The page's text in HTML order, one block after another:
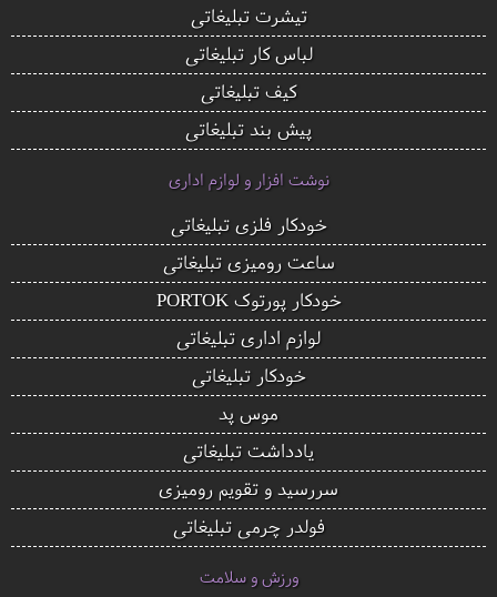
تیشرت تبلیغاتی
لباس کار تبلیغاتی
کیف تبلیغاتی
پیش بند تبلیغاتی
نوشت افزار و لوازم اداری
خودکار فلزی تبلیغاتی
ساعت رومیزی تبلیغاتی
خودکار پورتوک PORTOK
لوازم اداری تبلیغاتی
خودکار تبلیغاتی
موس پد
یادداشت تبلیغاتی
سررسید و تقویم رومیزی
فولدر چرمی تبلیغاتی
ورزش و سلامت